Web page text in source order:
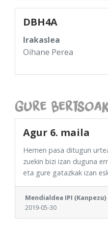
DBH4A
Irakaslea
Oihane Perea
Gure
Agur 6. maila
Hemen pasa ditugun
zuekin bizi izan duguna
eta gure gatazkak izan
Mendialdea IPI (Kanpezu)
2019-05-30